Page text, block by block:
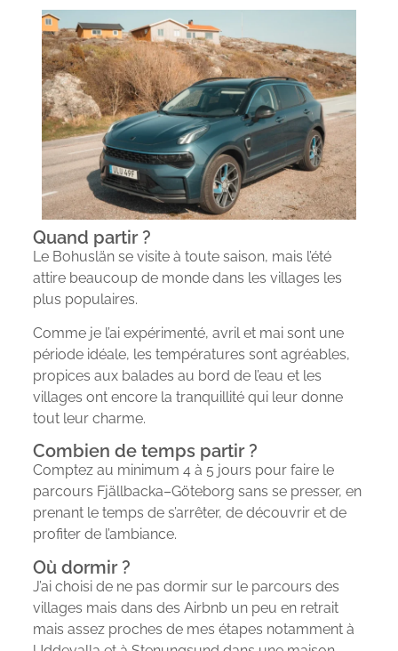
Quand partir ?
Le Bohuslän se visite à toute saison, mais l’été
attire beaucoup de monde dans les villages les
plus populaires.
Comme je l’ai expérimenté, avril et mai sont une
période idéale, les températures sont agréables,
propices aux balades au bord de l’eau et les
villages ont encore la tranquillité qui leur donne
tout leur charme.
Combien de temps partir ?
Comptez au minimum 4 à 5 jours pour faire le
parcours Fjällbacka–Göteborg sans se presser, en
prenant le temps de s’arrêter, de découvrir et de
profiter de l’ambiance.
Où dormir ?
J’ai choisi de ne pas dormir sur le parcours des
villages mais dans des Airbnb un peu en retrait
mais assez proches de mes étapes notamment à